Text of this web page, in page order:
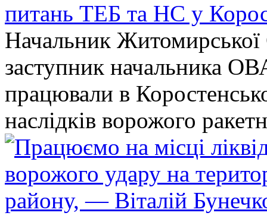
питань ТЕБ та НС у
Начальник
заступник начальника
працювали в
наслідків ворожого